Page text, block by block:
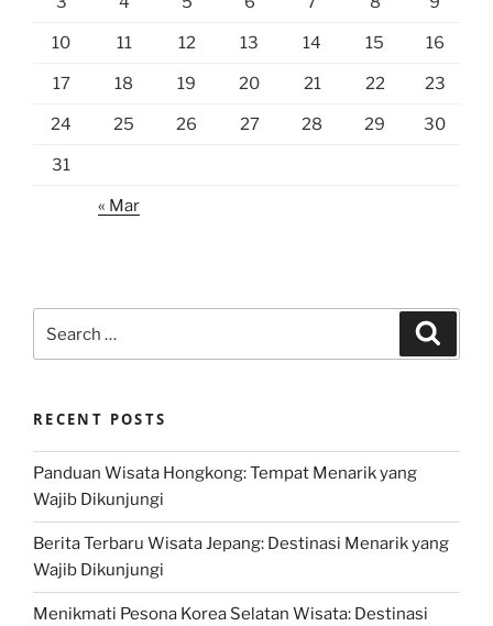
10 11 12 13 14 15 16
17 18 19 20 21 22 23
24 25 26 27 28 29 30
31
« Mar
for:
RECENT POSTS
Panduan Wisata Hongkong: Tempat Menarik yang
Wajib Dikunjungi
Berita Terbaru Wisata Jepang: Destinasi Menarik yang
Wajib Dikunjungi
Menikmati Pesona Korea Selatan Wisata: Destinasi